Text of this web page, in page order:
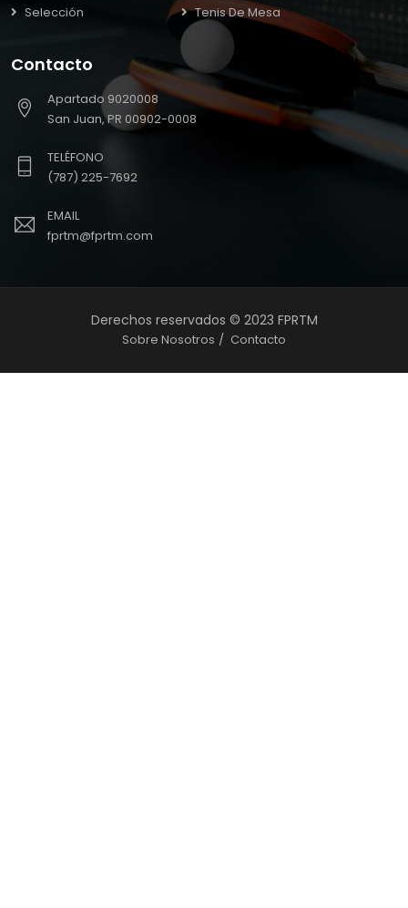
Selección Tenis De Mesa
Contacto
Apartado 9020008
San Juan, PR 00902-0008
TELÉFONO
(787) 225-7692
EMAIL
fprtm@fprtm.com
Derechos reservados © 2023 FPRTM
Sobre Nosotros Contacto